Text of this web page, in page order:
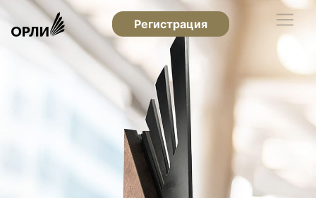
Регистрация